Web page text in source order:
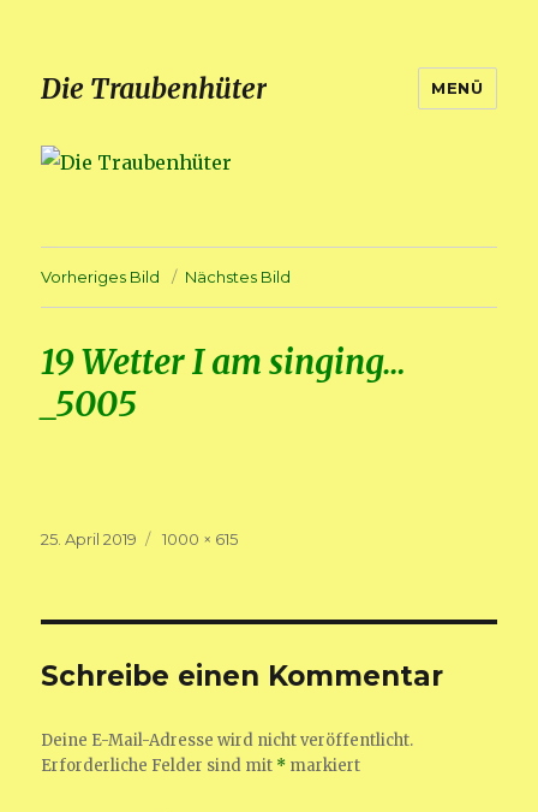
Die Traubenhüter MENÜ
Vorheriges Bild Nächstes Bild
19 Wetter I am singing…
_5005
Veröffentlicht
25. April 2019
Volle
1000 × 615
Schreibe einen Kommentar
Deine E-Mail-Adresse wird nicht veröffentlicht.
Erforderliche Felder sind mit * markiert